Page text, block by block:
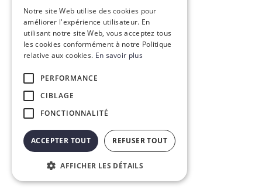
Notre site Web utilise des cookies pour
améliorer l'expérience utilisateur. En
utilisant notre site Web, vous acceptez tous
les cookies conformément à notre Politique
relative aux cookies. En savoir plus
PERFORMANCE
CIBLAGE
FONCTIONNALITÉ
ACCEPTER TOUT REFUSER TOUT
AFFICHER LES DÉTAILS